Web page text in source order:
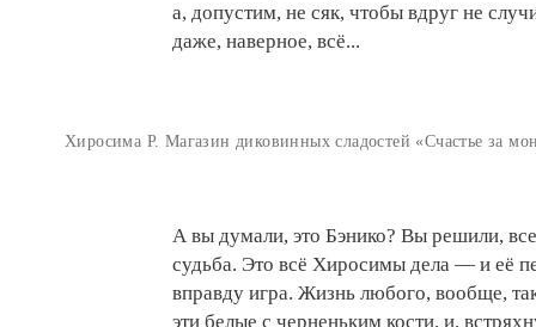
а, допустим, не сяк, чтобы вдруг не
даже, наверное, всё...
Хиросима Р. Магазин диковинных сладостей «Счастье за
А вы думали, это Бэнико? Вы решили,
судьба. Это всё Хиросимы дела — и её
вправду игра. Жизнь любого, вообще,
эти белые с черненьким кости, и,